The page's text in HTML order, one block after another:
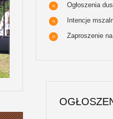
Ogłoszenia
Intencje
Zaproszenie